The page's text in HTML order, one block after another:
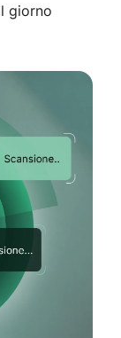
giorno